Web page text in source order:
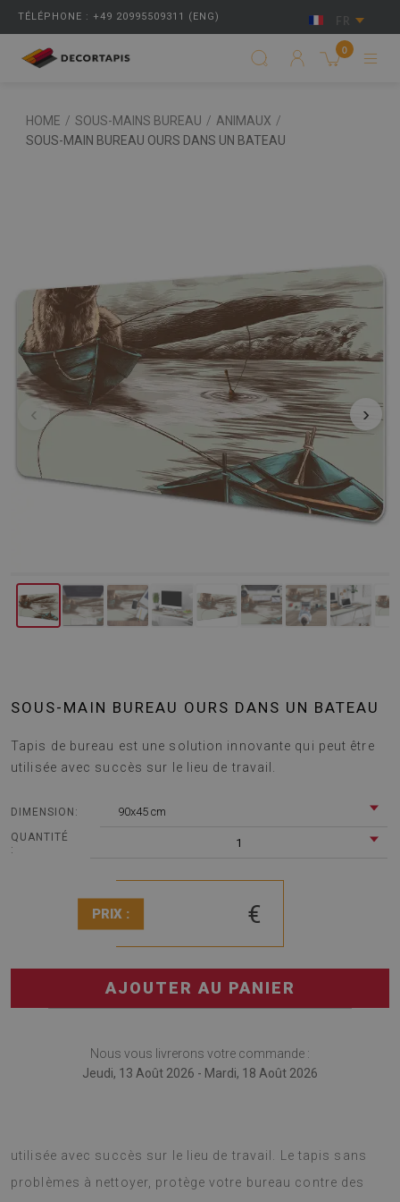
TÉLÉPHONE : +49 20995509311 (ENG) FR
0
HOME / SOUS-MAINS BUREAU / ANIMAUX /
SOUS-MAIN BUREAU OURS DANS UN BATEAU
‹ ›
SOUS-MAIN BUREAU OURS DANS UN BATEAU
Tapis de bureau est une solution innovante qui peut être
utilisée avec succès sur le lieu de travail.
DIMENSION: 90x45 cm
QUANTITÉ
:
1
PRIX : €
AJOUTER AU PANIER
Nous vous livrerons votre commande :
Jeudi, 13 Août 2026 - Mardi, 18 Août 2026
utilisée avec succès sur le lieu de travail. Le tapis sans
problèmes à nettoyer, protège votre bureau contre des